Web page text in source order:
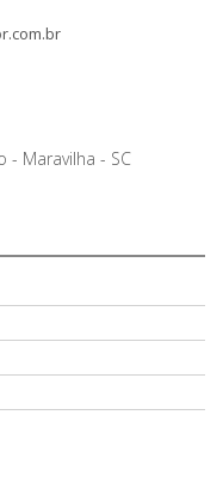
- Maravilha - SC